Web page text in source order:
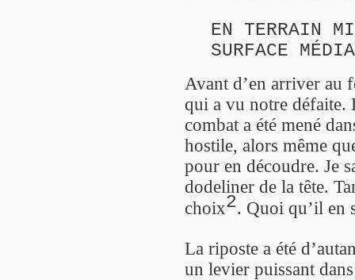
EN TERRAIN
SURFACE
Avant d’en arriver au
qui a vu notre défaite.
combat a été mené
hostile, alors même
pour en découdre. Je
dodeliner de la tête.
choix2. Quoi qu’il en
La riposte a été
un levier puissant